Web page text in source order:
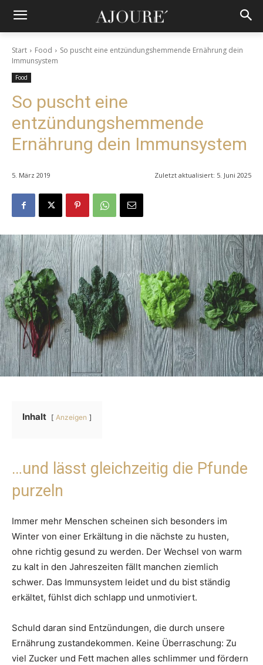
Start Food
So puscht eine entzündungshemmende Ernährung dein
Immunsystem
Food
So puscht eine
entzündungshemmende
Ernährung dein Immunsystem
5. März 2019 Zuletzt aktualisiert: 5. Juni 2025
Inhalt Anzeigen
…und lässt gleichzeitig die Pfunde
purzeln
Immer mehr Menschen scheinen sich besonders im
Winter von einer Erkältung in die nächste zu husten,
ohne richtig gesund zu werden. Der Wechsel von warm
zu kalt in den Jahreszeiten fällt manchen ziemlich
schwer. Das Immunsystem leidet und du bist ständig
erkältet, fühlst dich schlapp und unmotiviert.
Schuld daran sind Entzündungen, die durch unsere
Ernährung zustandekommen. Keine Überraschung: Zu
viel Zucker und Fett machen alles schlimmer und fördern